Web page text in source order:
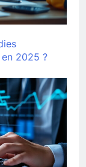
2025 ?